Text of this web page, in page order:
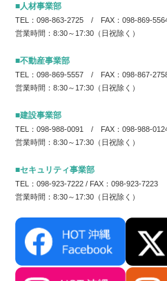
■人材事業部
TEL：098-863-2725 / FAX：098-869-
営業時間：8:30～17:30（日祝除く）
■不動産事業部
TEL：098-869-5557 / FAX：098-867-
営業時間：8:30～17:30（日祝除く）
■建設事業部
TEL：098-988-0091 / FAX：098-988-
営業時間：8:30～17:30（日祝除く）
■セキュリティ事業部
TEL：098-923-7222 / FAX：098-923-7223
営業時間：8:30～17:30（日祝除く）